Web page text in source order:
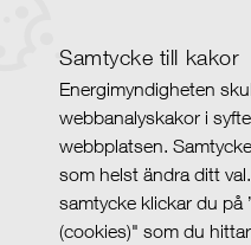
Samtycke till kakor
Energimyndigheten
webbanalyskakor i
webbplatsen.
som helst ändra ditt
samtycke klickar du på
(cookies)" som du